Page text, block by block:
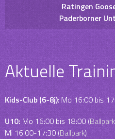
Ratingen
Paderborner
Aktuelle
Kids-Club (6-8j): Mo 16:00 bis
U10: Mo 16:00 bis 18:00 (Ballpark
Mi 16:00-17:30 (Ballpark)